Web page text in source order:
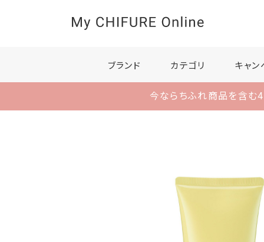
ブランド カテゴリ キャン
今ならちふれ商品を含む